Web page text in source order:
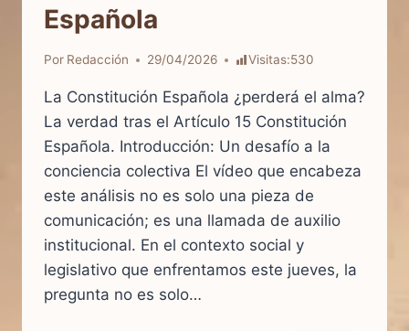
Española
Por Redacción 29/04/2026 Visitas:530
La Constitución Española ¿perderá el alma?
La verdad tras el Artículo 15 Constitución
Española. Introducción: Un desafío a la
conciencia colectiva El vídeo que encabeza
este análisis no es solo una pieza de
comunicación; es una llamada de auxilio
institucional. En el contexto social y
legislativo que enfrentamos este jueves, la
pregunta no es solo…